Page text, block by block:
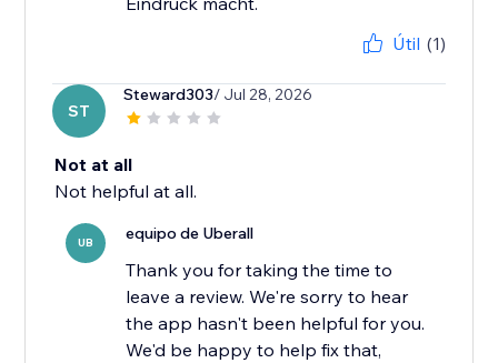
Útil (1)
ST
Steward303/ Jul 28, 2026
Not at all
Not helpful at all.
UB equipo de Uberall
Thank you for taking the time to
leave a review. We're sorry to hear
the app hasn't been helpful for you.
We'd be happy to help fix that,